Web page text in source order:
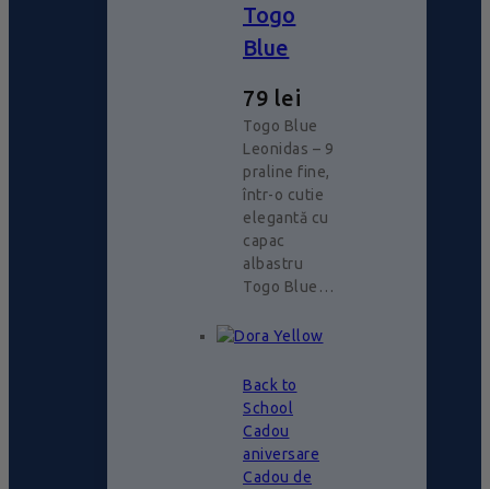
Togo
Blue
79 lei
Togo Blue
Leonidas – 9
praline fine,
într-o cutie
elegantă cu
capac
albastru
Togo Blue…
Back to
School
Cadou
aniversare
Cadou de